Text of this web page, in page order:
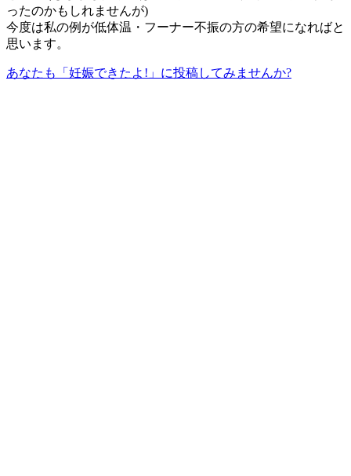
ったのかもしれませんが)
今度は私の例が低体温・フーナー不振の方の希望になればと
思います。
あなたも「妊娠できたよ!」に投稿してみませんか?